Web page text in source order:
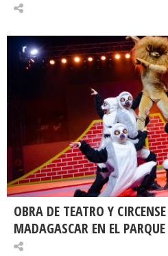
OBRA DE TEATRO Y
MADAGASCAR EN EL